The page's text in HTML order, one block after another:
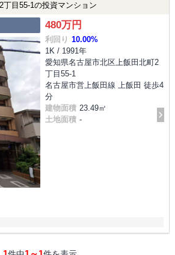
目55-1の投資マンション
480万円
利回り 10.00%
1K / 1991年
愛知県名古屋市北区上飯田北町2
丁目55-1
名古屋市営上飯田線 上飯田 徒歩4
分
建物面積 23.49㎡
土地面積 -